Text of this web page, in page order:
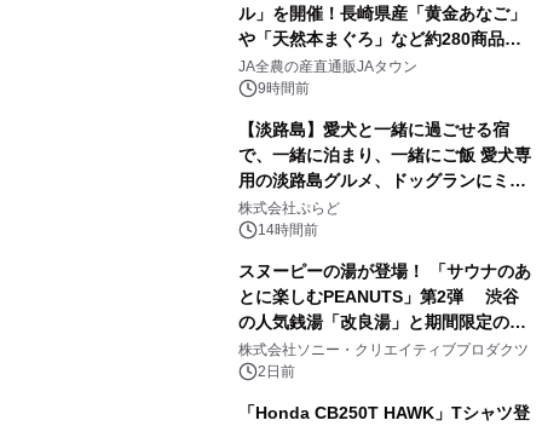
ル」を開催！長崎県産「黄金あなご」
や「天然本まぐろ」など約280商品を
販売！～毎月１０日の定例企画～
JA全農の産直通販JAタウン
9時間前
【淡路島】愛犬と一緒に過ごせる宿
で、一緒に泊まり、一緒にご飯 愛犬専
用の淡路島グルメ、ドッグランにミニ
プール グランピングとトレーラーハウ
スの2施設で
株式会社ぷらど
14時間前
スヌーピーの湯が登場！ 「サウナのあ
とに楽しむPEANUTS」第2弾 渋谷
の人気銭湯「改良湯」と期間限定のコ
ラボレーション サウナイキタイコラ
ボグッズも発売決定！
株式会社ソニー・クリエイティブプロダクツ
2日前
「Honda CB250T HAWK」Tシャツ登